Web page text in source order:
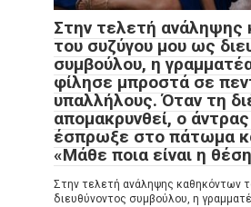
Στην τελετή ανάληψης
του συζύγου μου ως
συμβούλου, η
φίλησε μπροστά σε
υπαλλήλους. Όταν τη
απομακρυνθεί, ο
έσπρωξε στο πάτωμα
«Μάθε ποια είναι η
Στην τελετή ανάληψης καθηκόντων
διευθύνοντος συμβούλου, η